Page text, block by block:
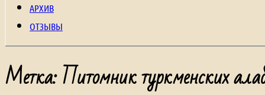
родословной,
туркменский
волкодав,
алабай,
среднеазиатская
АРХИВ
ОТЗЫВЫ
Метка:Питомник туркменских